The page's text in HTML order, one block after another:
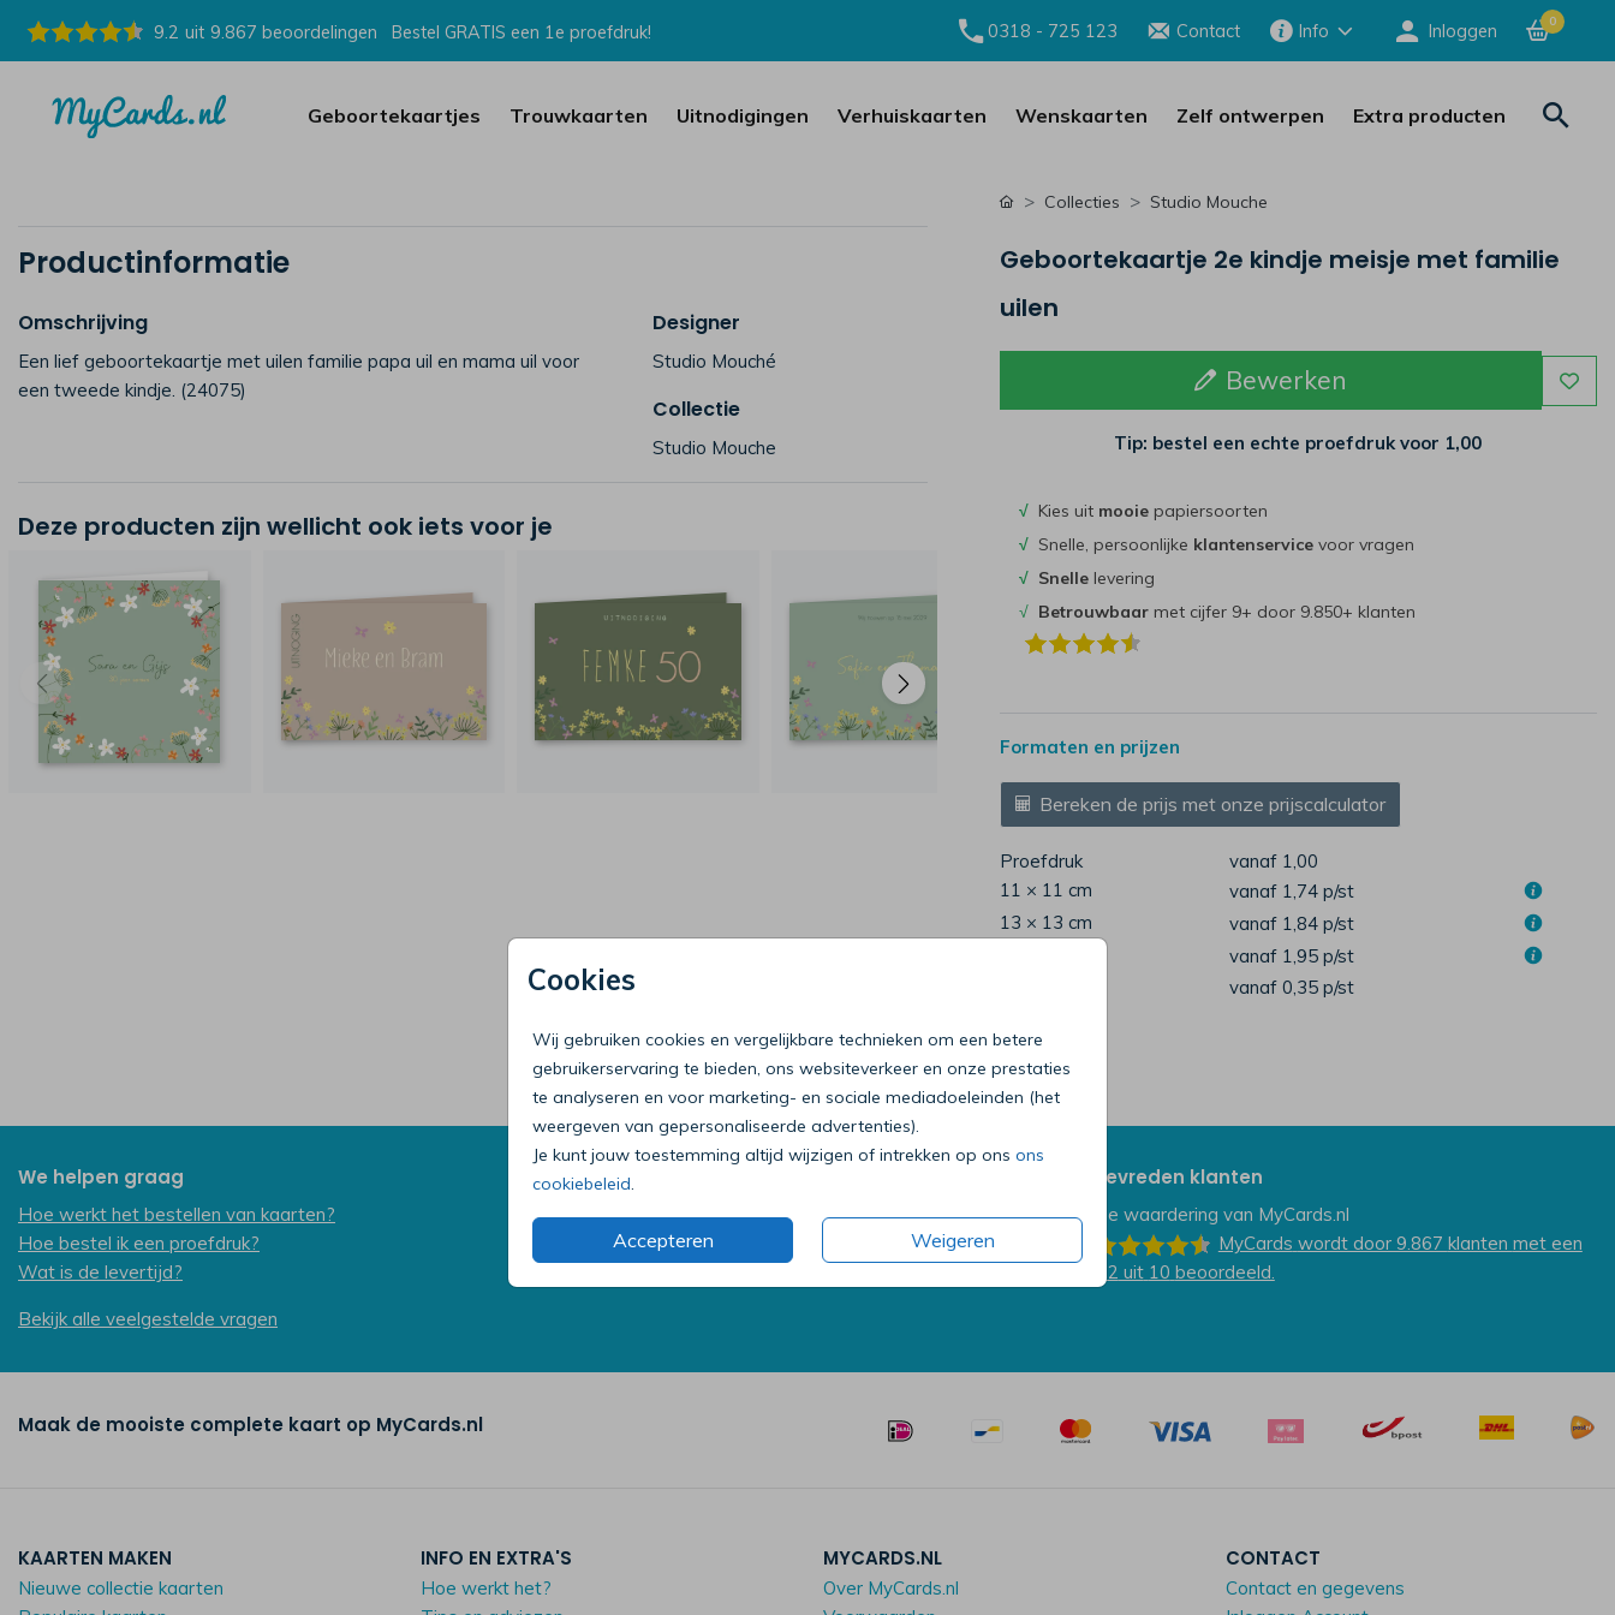
9.2 uit 9.867 beoordelingen Bestel GRATIS een 1e proefdruk! 0318 - 725 123 Contact Info Inloggen 0
Geboortekaartjes Trouwkaarten Uitnodigingen Verhuiskaarten Wenskaarten Zelf ontwerpen Extra producten
Cookies
Wij gebruiken cookies en vergelijkbare technieken om een betere
gebruikerservaring te bieden, ons websiteverkeer en onze prestaties
te analyseren en voor marketing- en sociale mediadoeleinden (het
weergeven van gepersonaliseerde advertenties).
Je kunt jouw toestemming altijd wijzigen of intrekken op ons ons
cookiebeleid
Accepteren Weigeren
Productinformatie
Omschrijving
Een lief geboortekaartje met uilen familie papa uil en mama uil voor
een tweede kindje. (24075)
Designer
Studio Mouché
Collectie
Studio Mouche
Deze producten zijn wellicht ook iets voor je
Collecties Studio Mouche
Geboortekaartje 2e kindje meisje met familie
uilen
Bewerken
Tip: bestel een echte proefdruk voor 1,00
√Kies uit mooie papiersoorten
√Snelle, persoonlijke klantenservicevoor vragen
√ Snellelevering
√ Betrouwbaarmet cijfer 9+ door 9.850+ klanten
Formaten en prijzen
Bereken de prijs met onze prijscalculator
Proefdruk
vanaf 1,00
11 × 11 cm
vanaf 1,74 p/st
13 × 13 cm
vanaf 1,84 p/st
vanaf 1,95 p/st
vanaf 0,35 p/st
We helpen graag
Hoe werkt het bestellen van kaarten?
Hoe bestel ik een proefdruk?
Wat is de levertijd?
Bekijk alle veelgestelde vragen
Bel onze klantenservice
Op werkdagen van 09:00 tot 18:00 uur
Mailen mag ook:klantenservice@mycards.nl
Tevreden klanten
De waardering van MyCards.nl
MyCards wordt door 9.867 klanten met een
9.2 uit 10 beoordeeld.
Maak de mooiste complete kaart op MyCards.nl
KAARTEN MAKEN
Nieuwe collectie kaarten
INFO EN EXTRA'S
Hoe werkt het?
MYCARDS.NL
Over MyCards.nl
CONTACT
Contact en gegevens